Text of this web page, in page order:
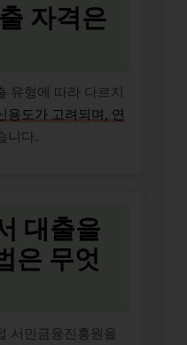
자격은
유형에 따라 다르지
용도가 고려되며, 연
니다.
대출을
은 무엇
서민금융진흥원을